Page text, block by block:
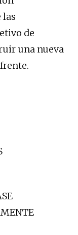
las
de
una nueva